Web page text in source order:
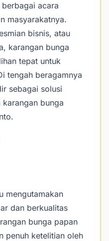
acara
masyarakatnya.
bisnis, atau
karangan bunga
tepat untuk
tengah beragamnya
sebagai solusi
bunga
mengutamakan
dan berkualitas
bunga papan
penuh ketelitian oleh